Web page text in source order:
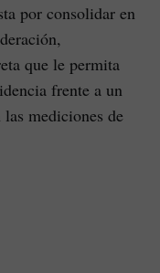
por consolidar en
que le permita
frente a un
mediciones de